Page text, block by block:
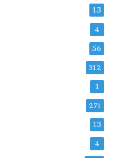
13
4
56
312
1
271
13
4